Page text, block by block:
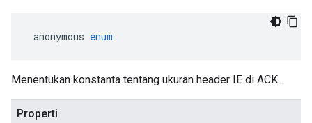
anonymous enum
Menentukan konstanta tentang ukuran header IE di ACK.
Properti